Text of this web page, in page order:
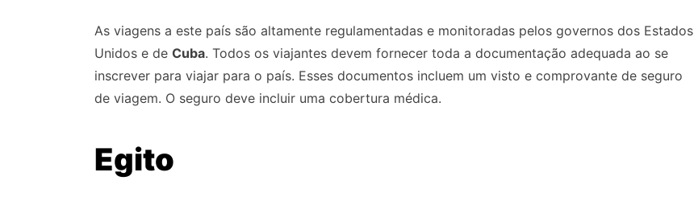
As viagens a este país são altamente regulamentadas e monitoradas pelos governos dos Estados
Unidos e de Cuba. Todos os viajantes devem fornecer toda a documentação adequada ao se
inscrever para viajar para o país. Esses documentos incluem um visto e comprovante de seguro
de viagem. O seguro deve incluir uma cobertura médica.
Egito